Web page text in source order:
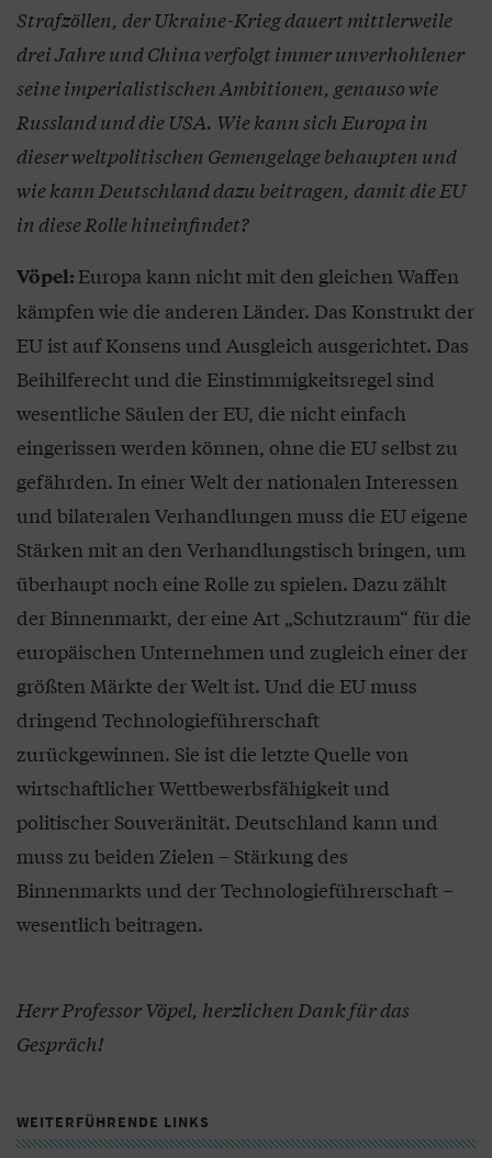
Strafzöllen, der Ukraine-Krieg dauert mittlerweile
drei Jahre und China verfolgt immer unverhohlener
seine imperialistischen Ambitionen, genauso wie
Russland und die USA. Wie kann sich Europa in
dieser weltpolitischen Gemengelage behaupten und
wie kann Deutschland dazu beitragen, damit die EU
in diese Rolle hineinfindet?
Vöpel:Europa kann nicht mit den gleichen Waffen
kämpfen wie die anderen Länder. Das Konstrukt der
EU ist auf Konsens und Ausgleich ausgerichtet. Das
Beihilferecht und die Einstimmigkeitsregel sind
wesentliche Säulen der EU, die nicht einfach
eingerissen werden können, ohne die EU selbst zu
gefährden. In einer Welt der nationalen Interessen
und bilateralen Verhandlungen muss die EU eigene
Stärken mit an den Verhandlungstisch bringen, um
überhaupt noch eine Rolle zu spielen. Dazu zählt
der Binnenmarkt, der eine Art „Schutzraum“ für die
europäischen Unternehmen und zugleich einer der
größten Märkte der Welt ist. Und die EU muss
dringend Technologieführerschaft
zurückgewinnen. Sie ist die letzte Quelle von
wirtschaftlicher Wettbewerbsfähigkeit und
politischer Souveränität. Deutschland kann und
muss zu beiden Zielen – Stärkung des
Binnenmarkts und der Technologieführerschaft –
wesentlich beitragen.
Herr Professor Vöpel, herzlichen Dank für das
Gespräch!
WEITERFÜHRENDE LINKS